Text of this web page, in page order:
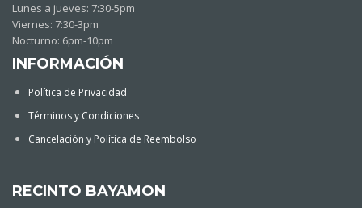
Lunes a jueves: 7:30-5pm
Viernes: 7:30-3pm
Nocturno: 6pm-10pm
INFORMACIÓN
Política de Privacidad
Términos y Condiciones
Cancelación y Política de Reembolso
RECINTO BAYAMON